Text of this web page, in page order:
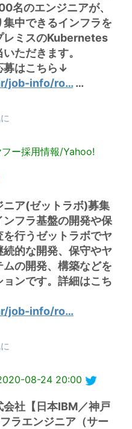
名のエンジニアが、
中できるインフラを
レミスのKubernetes
ただきます。
募はこちら↓
job-info/ro……
ー採用情報/Yahoo!
ニア(ゼットラボ)募集
フラ基盤の開発や保
行うゼットラボでヤ
的な開発、保守やヤ
の開発、構築などを
ンです。詳細はこち
job-info/ro…
08-24 20:00
社【日本IBM／神戸
ラエンジニア（サー